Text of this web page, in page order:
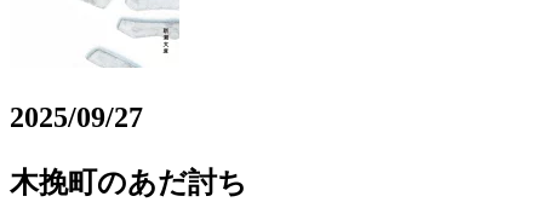
2025/09/27
木挽町のあだ討ち